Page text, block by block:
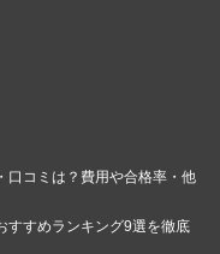
口コミは？費用や合格率・他
すすめランキング9選を徹底